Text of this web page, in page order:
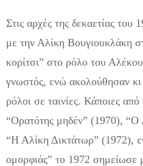
Στις αρχές της δεκαετίας του
με την Αλίκη Βουγιουκλάκη
κορίτσι” στο ρόλο του
γνωστός, ενώ ακολούθησαν κι
ρόλοι σε ταινίες. Κάποιες από
“Ορατότης μηδέν” (1970), “Ο
“Η Αλίκη Δικτάτωρ” (1972),
ομορφιάς” το 1972 σημείωσε